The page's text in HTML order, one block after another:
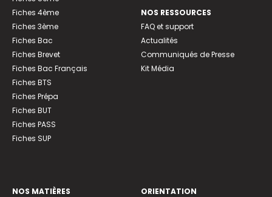
Fiches 4ème
Fiches 3ème
Fiches Bac
Fiches Brevet
Fiches Bac Français
Fiches BTS
Fiches Prépa
Fiches BUT
Fiches PASS
Fiches SUP
NOS RESSOURCES
FAQ et support
Actualités
Communiqués de Presse
Kit Média
NOS MATIÈRES
ORIENTATION